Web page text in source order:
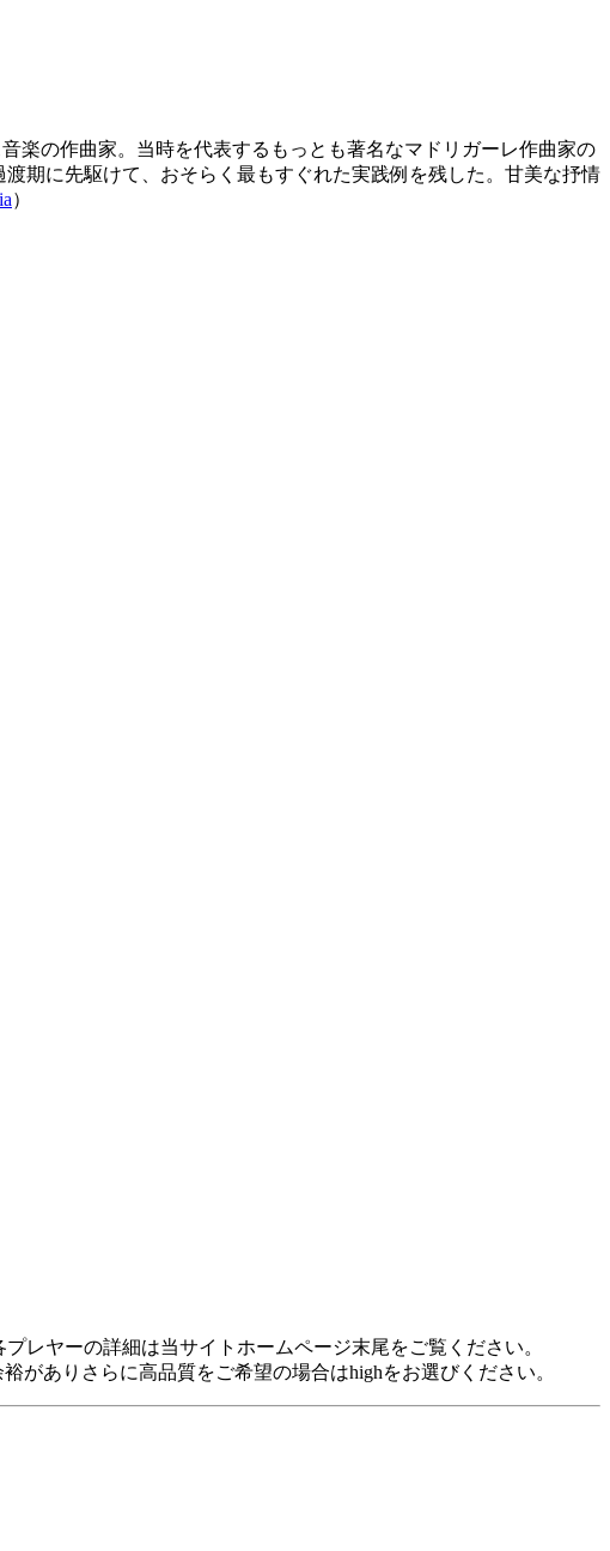
楽の作曲家。当時を代表するもっとも著名なマドリガーレ作曲家の
期に先駆けて、おそらく最もすぐれた実践例を残した。甘美な抒情
）
プレヤーの詳細は当サイトホームページ末尾をご覧ください。
がありさらに高品質をご希望の場合はhighをお選びください。